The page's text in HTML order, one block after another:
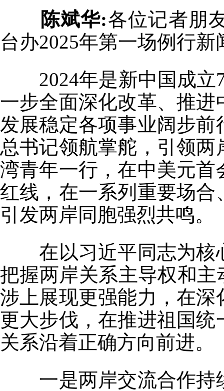
陈斌华:各位记者朋
台办2025年第一场例行新
2024年是新中国成立
一步全面深化改革、推
发展稳定各项事业阔步
总书记领航掌舵，引领
湾青年一行，在中美元
红线，在一系列重要场
引发两岸同胞强烈共鸣。
在以习近平同志为核
把握两岸关系主导权和
涉上展现更强能力，在
更大步伐，在推进祖国
关系沿着正确方向前进。
一是两岸交流合作持